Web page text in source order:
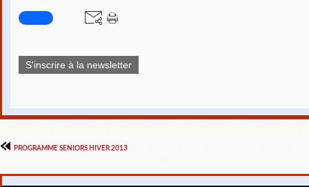
S'inscrire à la newsletter
PROGRAMME SENIORS HIVER 2013